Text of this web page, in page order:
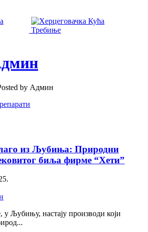
by Админ
из Љубиња: Природни
биља фирме “Хети”
Љубињу, настају производи који